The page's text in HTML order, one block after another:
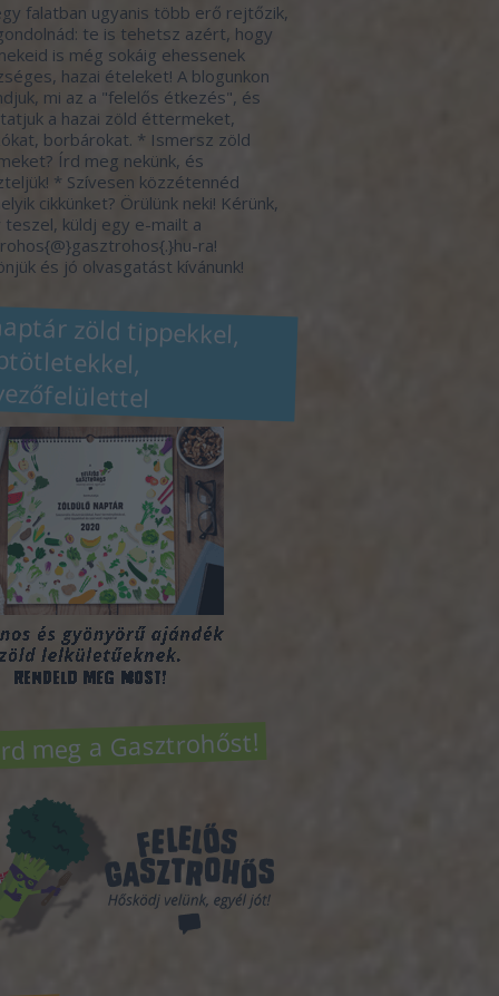
falatban ugyanis több erő rejtőzik,
te is tehetsz azért, hogy
is még sokáig ehessenek
hazai ételeket! A blogunkon
mi az a "felelős étkezés", és
a hazai zöld éttermeket,
borbárokat. * Ismersz zöld
Írd meg nekünk, és
* Szívesen közzétennéd
cikkünket? Örülünk neki! Kérünk,
teszel, küldj egy e-mailt a
ra!
és jó olvasgatást kívánunk!
zöld tippekkel,
meg a Gasztrohőst!